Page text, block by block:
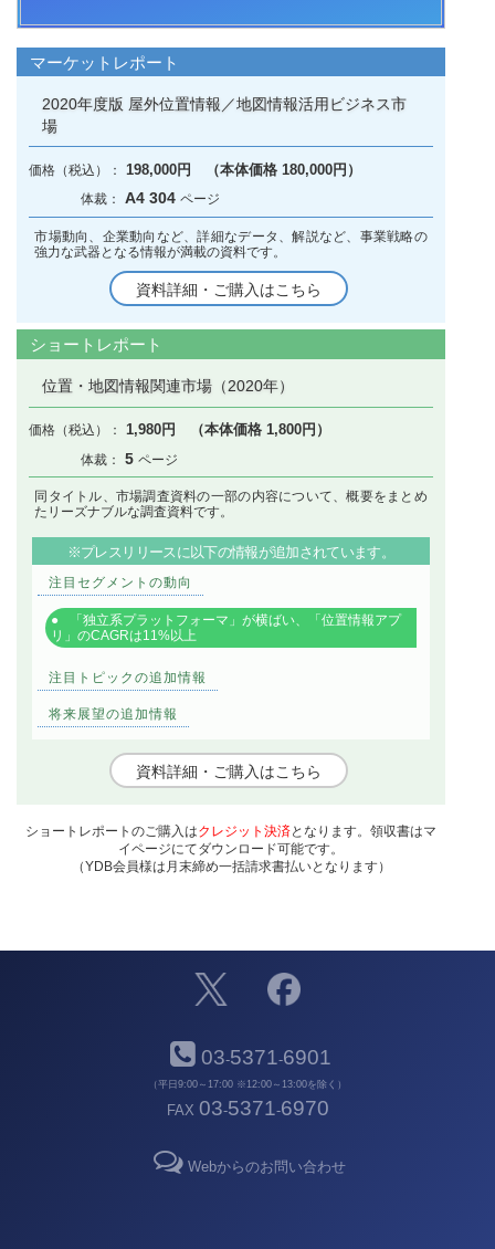
マーケットレポート
2020年度版 屋外位置情報／地図情報活用ビジネス市
場
198,000円 （本体価格 180,000円）
A4 304
市場動向、企業動向など、詳細なデータ、解説など、事業戦略の
強力な武器となる情報が満載の資料です。
資料詳細・ご購入はこちら
ショートレポート
位置・地図情報関連市場（2020年）
1,980円 （本体価格 1,800円）
5
同タイトル、市場調査資料の一部の内容について、概要をまとめ
たリーズナブルな調査資料です。
※プレスリリースに以下の情報が追加されています。
注目セグメントの動向
「独立系プラットフォーマ」が横ばい、「位置情報アプ
リ」のCAGRは11%以上
注目トピックの追加情報
将来展望の追加情報
資料詳細・ご購入はこちら
ショートレポートのご購入はクレジット決済となります。領収書はマ
イページにてダウンロード可能です。
（YDB会員様は月末締め一括請求書払いとなります）
03-5371-6901
（平日9:00～17:00 ※12:00～13:00を除く）
FAX 03-5371-6970
Webからのお問い合わせ